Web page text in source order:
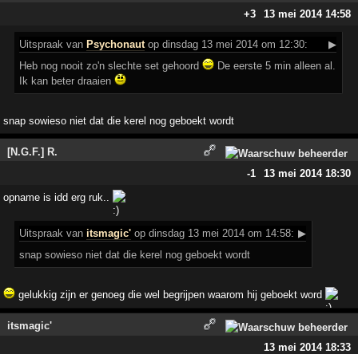
+3
13 mei 2014 14:58
Uitspraak van Psychonautop dinsdag 13 mei 2014 om 12:30:
▶
Heb nog nooit zo'n slechte set gehoord
De eerste 5 min alleen al.
Ik kan beter draaien
snap sowieso niet dat die kerel nog geboekt wordt
[N.G.F.] R.
-1
13 mei 2014 18:30
opname is idd erg ruk..
Uitspraak vanitsmagic' op dinsdag 13 mei 2014 om 14:58: ▶
snap sowieso niet dat die kerel nog geboekt wordt
gelukkig zijn er genoeg die wel begrijpen waarom hij geboekt word
itsmagic'
13 mei 2014 18:33